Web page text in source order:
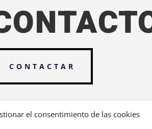
el consentimiento de las cookies
CONTACTAR